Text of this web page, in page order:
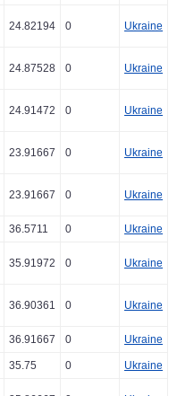
24.82194 0 Ukraine
24.87528 0 Ukraine
24.91472 0 Ukraine
23.91667 0 Ukraine
23.91667 0 Ukraine
36.5711 0 Ukraine
35.91972 0 Ukraine
36.90361 0 Ukraine
36.91667 0 Ukraine
35.75 0 Ukraine